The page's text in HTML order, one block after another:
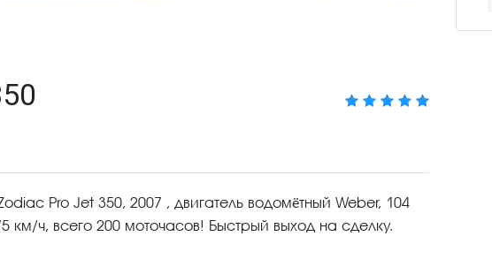
Pro Jet 350, 2007 , двигатель водомётный Weber, 104
км/ч, всего 200 моточасов! Быстрый выход на сделку.